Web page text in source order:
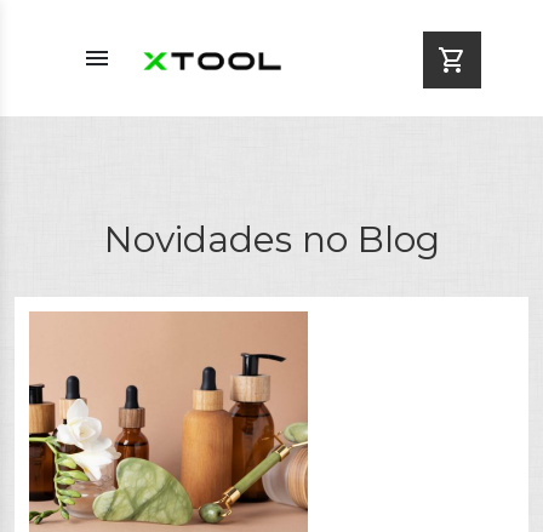
menu shopping_cart
Novidades no Blog